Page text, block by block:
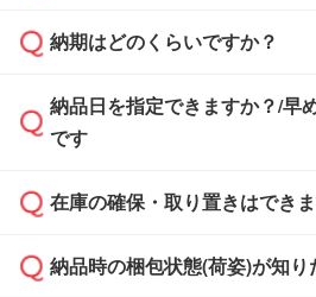
どの場合は、月末締め翌月末
また、卒業・卒園記念品で対
校や幼稚園・保育園であれば
ご希望の際は担当スタッフま
ください。
納品書・領収書は ご依頼をい
ず、通常はPDFデータをメー
ます。
たは注文フォームの『ご注文
納期はどのくらいですか？
・印刷する場合(500個程度)
ご入金、イメージ画像の校
ご入金確認後、1～2営業日
納品日を指定できますか？/早
です
ご希望の納期がある場合は、
い。
在庫の確保・取り置きはでき
ご入金確認後に在庫を確保し
納品時の梱包状態(荷姿)が知り